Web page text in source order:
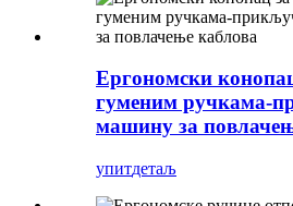
Ергономски
гуменим ручкама-
машину за
упитдетаљ